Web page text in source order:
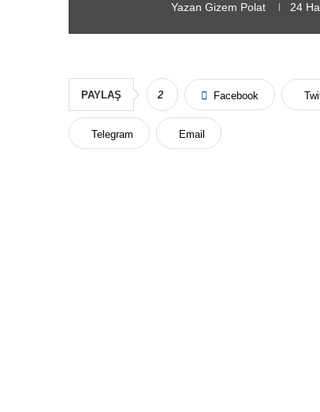
YazanGizem Polat 24
PAYLAŞ 2 Facebook
Telegram Email